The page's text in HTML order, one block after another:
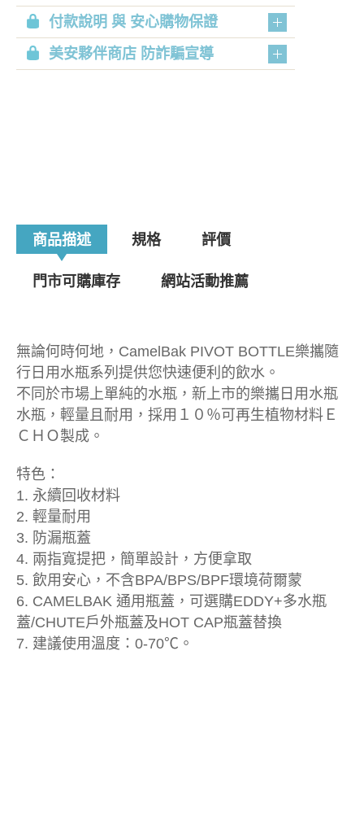
付款說明 與 安心購物保證
美安夥伴商店 防詐騙宣導
商品描述 規格 評價
門市可購庫存 網站活動推薦
無論何時何地，CamelBak PIVOT BOTTLE樂攜隨
行日用水瓶系列提供您快速便利的飲水。
不同於市場上單純的水瓶，新上市的樂攜日用水瓶
水瓶，輕量且耐用，採用１０％可再生植物材料Ｅ
ＣＨＯ製成。
特色：
1. 永續回收材料
2. 輕量耐用
3. 防漏瓶蓋
4. 兩指寬提把，簡單設計，方便拿取
5. 飲用安心，不含BPA/BPS/BPF環境荷爾蒙
6. CAMELBAK 通用瓶蓋，可選購EDDY+多水瓶
蓋/CHUTE戶外瓶蓋及HOT CAP瓶蓋替換
7. 建議使用溫度：0-70℃。